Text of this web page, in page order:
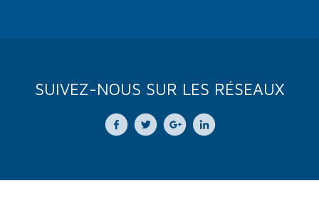
SUIVEZ-NOUS SUR LES RÉSEAUX